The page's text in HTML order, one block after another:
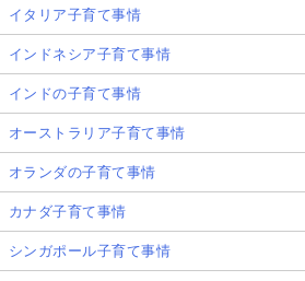
すすめ病院情報つき「上海病院ガ
けの上海の病院情報をお届けしま
次回の連載記事では「
お手伝いさん＆ベビーシッターさ
お送りいたします。
記事をお読み頂きありがとうご
★ ★ ★ ★ ★ 評価を送る
イタリア子育て事情
インドネシア子育て事情
インドの子育て事情
オーストラリア子育て事情
オランダの子育て事情
カナダ子育て事情
シンガポール子育て事情